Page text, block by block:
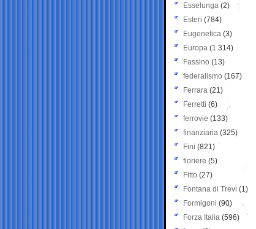
Esselunga (2)
Esteri (784)
Eugenetica (3)
Europa (1.314)
Fassino (13)
federalismo (167)
Ferrara (21)
Ferretti (6)
ferrovie (133)
finanziaria (325)
Fini (821)
fioriere (5)
Fitto (27)
Fontana di Trevi (1)
Formigoni (90)
Forza Italia (596)